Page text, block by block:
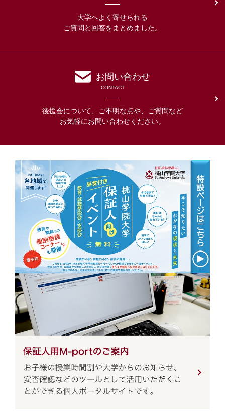
大学へよく寄せられる
ご質問と回答をまとめました。
お問い合わせ
CONTACT
後援会について、ご不明な点や、ご質問など
お気軽にお問い合わせください。